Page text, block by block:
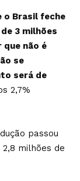
o Brasil feche
3 milhões
não é
se
será de
2,7%
passou
milhões de